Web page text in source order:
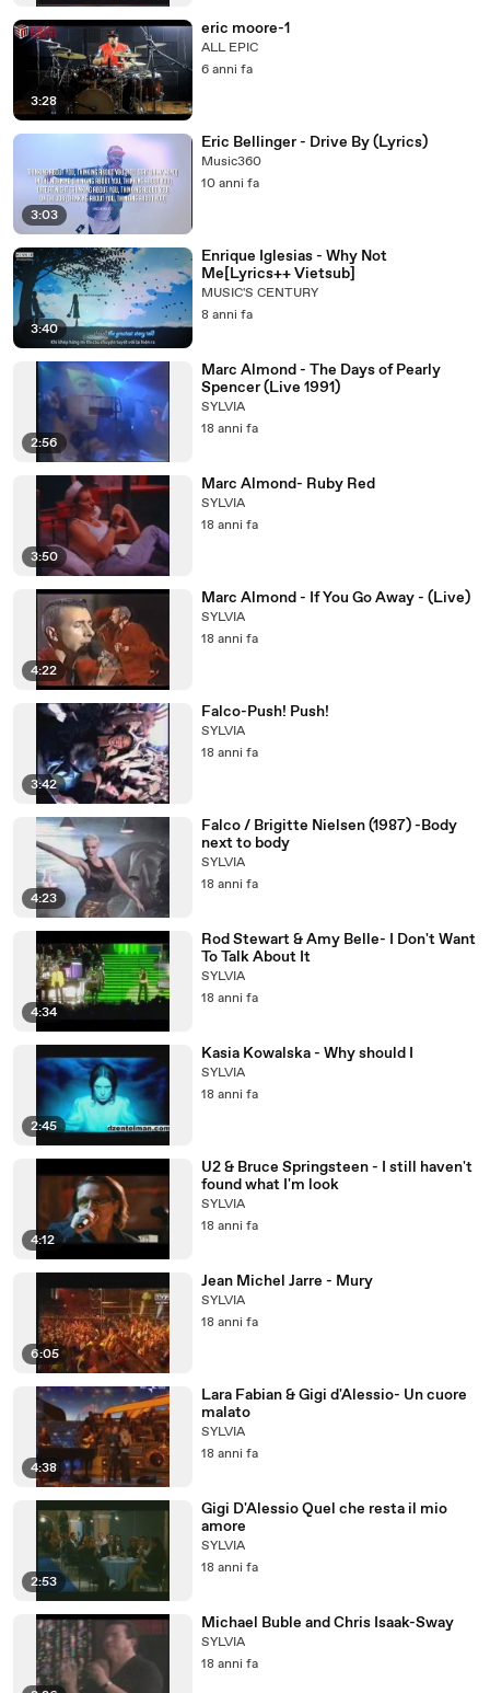
3:28
eric moore-1
ALL EPIC
6 anni fa
3:03
Eric Bellinger - Drive By (Lyrics)
Music360
10 anni fa
3:40
Enrique Iglesias - Why Not
Me[Lyrics++ Vietsub]
MUSIC'S CENTURY
8 anni fa
2:56
Marc Almond - The Days of Pearly
Spencer (Live 1991)
SYLVIA
18 anni fa
3:50
Marc Almond- Ruby Red
SYLVIA
18 anni fa
4:22
Marc Almond - If You Go Away - (Live)
SYLVIA
18 anni fa
3:42
Falco-Push! Push!
SYLVIA
18 anni fa
4:23
Falco / Brigitte Nielsen (1987) -Body
next to body
SYLVIA
18 anni fa
4:34
Rod Stewart & Amy Belle- I Don't Want
To Talk About It
SYLVIA
18 anni fa
2:45
Kasia Kowalska - Why should I
SYLVIA
18 anni fa
4:12
U2 & Bruce Springsteen - I still haven't
found what I'm look
SYLVIA
18 anni fa
6:05
Jean Michel Jarre - Mury
SYLVIA
18 anni fa
4:38
Lara Fabian & Gigi d'Alessio- Un cuore
malato
SYLVIA
18 anni fa
2:53
Gigi D'Alessio Quel che resta il mio
amore
SYLVIA
18 anni fa
Michael Buble and Chris Isaak-Sway
SYLVIA
18 anni fa